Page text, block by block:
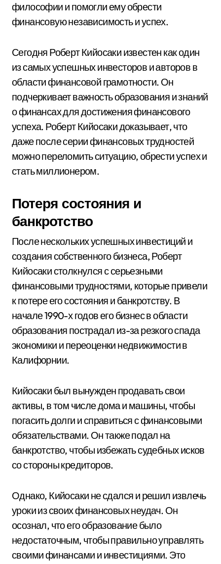
философии и помогли ему обрести
финансовую независимость и успех.
Сегодня Роберт Кийосаки известен как один
из самых успешных инвесторов и авторов в
области финансовой грамотности. Он
подчеркивает важность образования и знаний
о финансах для достижения финансового
успеха. Роберт Кийосаки доказывает, что
даже после серии финансовых трудностей
можно переломить ситуацию, обрести успех и
стать миллионером.
Потеря состояния и
банкротство
После нескольких успешных инвестиций и
создания собственного бизнеса, Роберт
Кийосаки столкнулся с серьезными
финансовыми трудностями, которые привели
к потере его состояния и банкротству. В
начале 1990-х годов его бизнес в области
образования пострадал из-за резкого спада
экономики и переоценки недвижимости в
Калифорнии.
Кийосаки был вынужден продавать свои
активы, в том числе дома и машины, чтобы
погасить долги и справиться с финансовыми
обязательствами. Он также подал на
банкротство, чтобы избежать судебных исков
со стороны кредиторов.
Однако, Кийосаки не сдался и решил извлечь
уроки из своих финансовых неудач. Он
осознал, что его образование было
недостаточным, чтобы правильно управлять
своими финансами и инвестициями. Это